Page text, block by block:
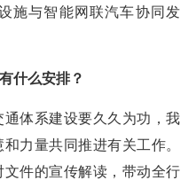
施与智能网联汽车协同发
什么安排？
体系建设要久久为功，我
力量共同推进有关工作。
文件的宣传解读，带动全行